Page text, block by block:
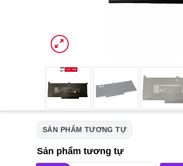
SẢN PHẨM TƯƠNG TỰ
Sản phẩm tương tự